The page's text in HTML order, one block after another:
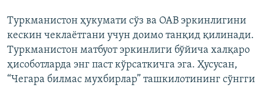
Туркманистон ҳукумати сўз ва ОАВ эркинлигини
кескин чеклаётгани учун доимо танқид қилинади.
Туркманистон матбуот эркинлиги бўйича халқаро
ҳисоботларда энг паст кўрсаткичга эга. Ҳусусан,
“Чегара билмас мухбирлар” ташкилотининг cўнгги